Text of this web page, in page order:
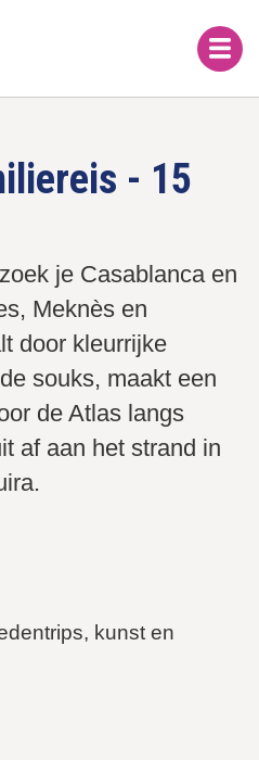
- 15
je Casablanca en
Meknès en
door kleurrijke
souks, maakt een
de Atlas langs
af aan het strand in
kunst en